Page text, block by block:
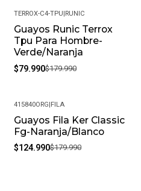
Condición: Nuevo
Género: Masculino
SKU: FASTER-C1-TPU_7
-56%
TERROX-C4-TPU RUNIC
Guayos Runic Terrox
Tpu Para Hombre-
Verde/Naranja
$79.990$179.990
-31%
415840ORG FILA
Guayos Fila Ker Classic
Fg-Naranja/Blanco
$124.990$179.990